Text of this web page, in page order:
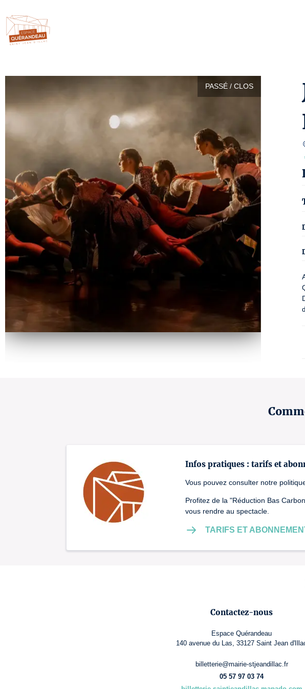
PASSÉ / CLOS
Infos pratiques : tarifs et
Vous pouvez consulter notre
Profitez de la "Réduction Bas
vous rendre au spectacle.
TARIFS ET
Contactez-nous
Espace Quérandeau
140 avenue du Las, 33127 Saint Jean
billetterie@mairie-stjeandillac.fr
05 57 97 03 74